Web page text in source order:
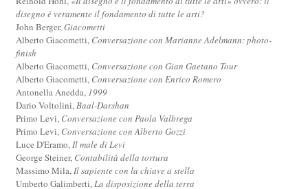
disegno è veramente il fondamento di tutte le arti?
John Berger,Giacometti
Alberto Giacometti, Conversazione con Marianne Adelmann: photo-
finish
Alberto Giacometti, Conversazione con Gian Gaetano Tour
Alberto Giacometti, Conversazione con Enrico Romero
Antonella Anedda, 1999
Dario Voltolini,Baal-Darshan
Primo Levi, Conversazione con Paola Valbrega
Primo Levi, Conversazione con Alberto Gozzi
Luce D'Eramo,Il male di Levi
George Steiner, Contabilità della tortura
Massimo Mila,Il sapiente con la chiave a stella
Umberto Galimberti,La disposizione della terra